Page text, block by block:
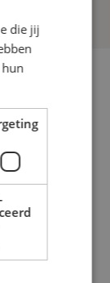
APC-
Huber+Suhner
die jij